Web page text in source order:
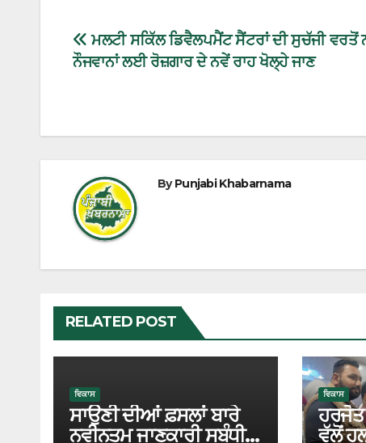
ਮਲਟੀ ਸਕਿੱਲ ਡਿਵੈਲਪਮੈਂਟ ਸੈਂਟਰਾਂ ਦੀ ਸੁਚੱਜੀ ਵਰਤੋਂ
ਨੌਜਵਾਨਾਂ ਲਈ ਰੋਜ਼ਗਾਰ ਦੇ ਨਵੇਂ ਰਾਹ ਖੋਲ੍ਹੇ ਜਾਣ
ByPunjabi Khabarnama
RELATED POST
ਵਿਕਾਸ
ਸਾਉਣੀ ਦੀਆਂ ਫ਼ਸਲਾਂ ਬਾਰੇ
ਨਵੀਨਤਮ ਜਾਣਕਾਰੀ ਸਬੰਧੀ
ਵਿਕਾਸ
ਹਰਜੋਤ
ਵੱਲੋਂ